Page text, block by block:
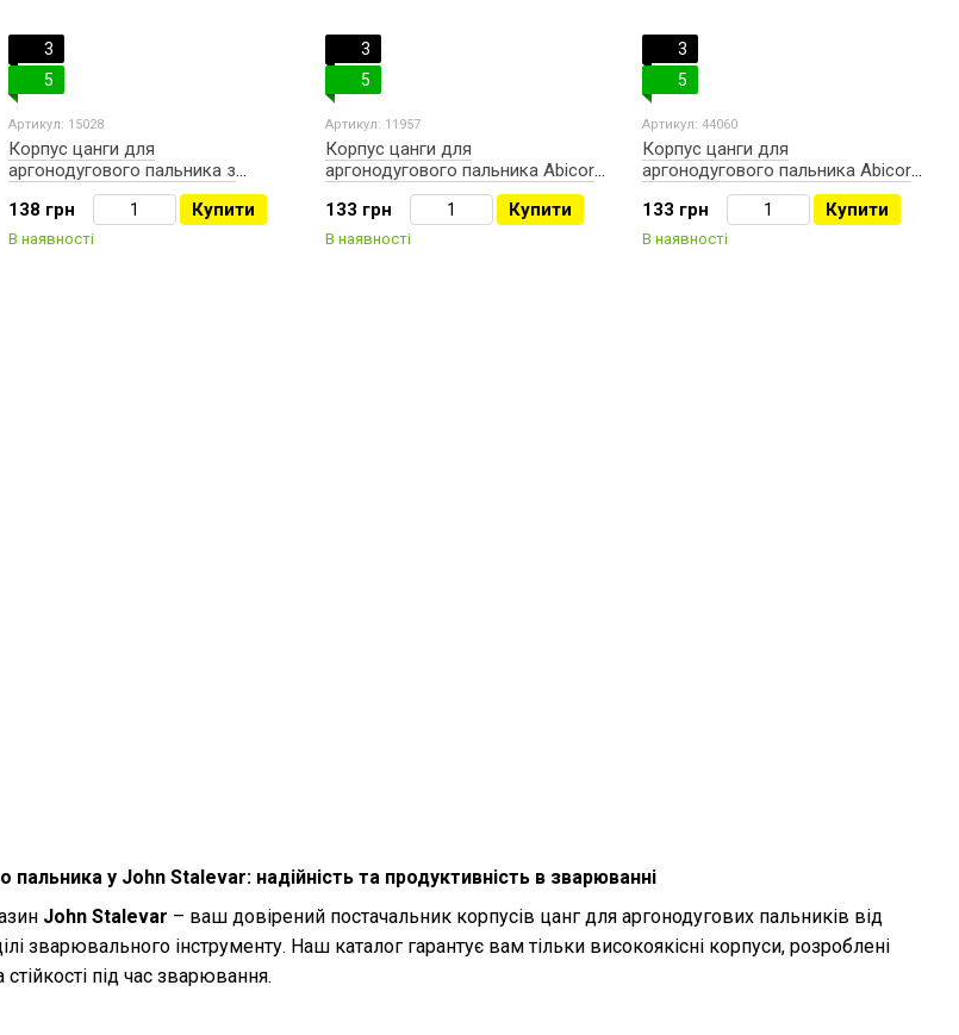
у John Stalevar: надійність та продуктивність в зварюванні
John Stalevar – ваш довірений постачальник корпусів цанг для аргонодугових пальників від
зварювального інструменту. Наш каталог гарантує вам тільки високоякісні корпуси, розроблені
під час зварювання.
3
5
Артикул: 15028
Корпус цанги для
аргонодугового пальника з
газовою лінзою 1.6 Abicor BINZEL
ABITIGGRIP 701.0307
138 грн Купити
В наявності
3
5
Артикул: 11957
Корпус цанги для
аргонодугового пальника Abicor
BINZEL 2.0-2.4 мм ABITIGGRIP
701.0196
133 грн Купити
В наявності
3
5
Артикул: 44060
Корпус цанги для
аргонодугового пальника Abicor
BINZEL 3.2 мм ABITIGGRIP
701.0197
133 грн Купити
В наявності